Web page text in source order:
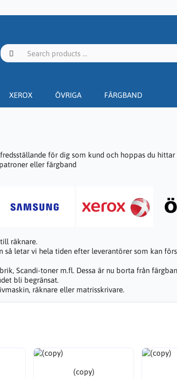
XEROX ÖVRIGA FÄRGBAND
för dig som kund och hoppas du hittar
eller färgband
räknare.
letar vi hela tiden efter leverantörer som kan
Scandi-toner m.fl. Dessa är nu borta från
bli begränsat.
räknare eller matrisskrivare.
(copy)